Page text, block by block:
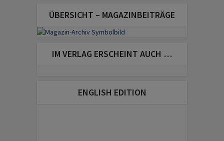
ÜBERSICHT – MAGAZINBEITRÄGE
IM VERLAG ERSCHEINT AUCH …
ENGLISH EDITION